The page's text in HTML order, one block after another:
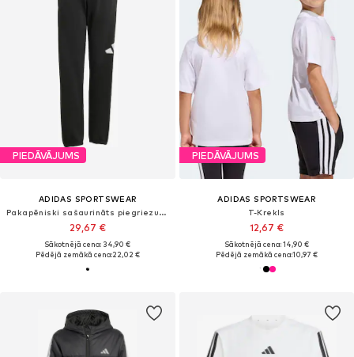
PIEDĀVĀJUMS
ADIDAS SPORTSWEAR
Pakapēniski sašaurināts piegriezums Sporta bikses 'Essentials'
29,67 €
Sākotnējā cena: 34,90 €
Pēdējā zemākā cena:22,02 €
PIEDĀVĀJUMS
ADIDAS SPORTSWEAR
T-Krekls
12,67 €
Sākotnējā cena: 14,90 €
Pēdējā zemākā cena:10,97 €